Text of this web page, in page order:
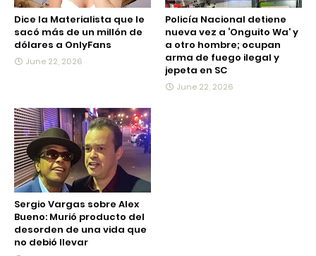
Dice la Materialista que le
sacó más de un millón de
dólares a OnlyFans
June 22, 2026
Policía Nacional detiene
nueva vez a ‘Onguito Wa’ y
a otro hombre; ocupan
arma de fuego ilegal y
jepeta en SC
June 22, 2026
Sergio Vargas sobre Alex
Bueno: Murió producto del
desorden de una vida que
no debió llevar